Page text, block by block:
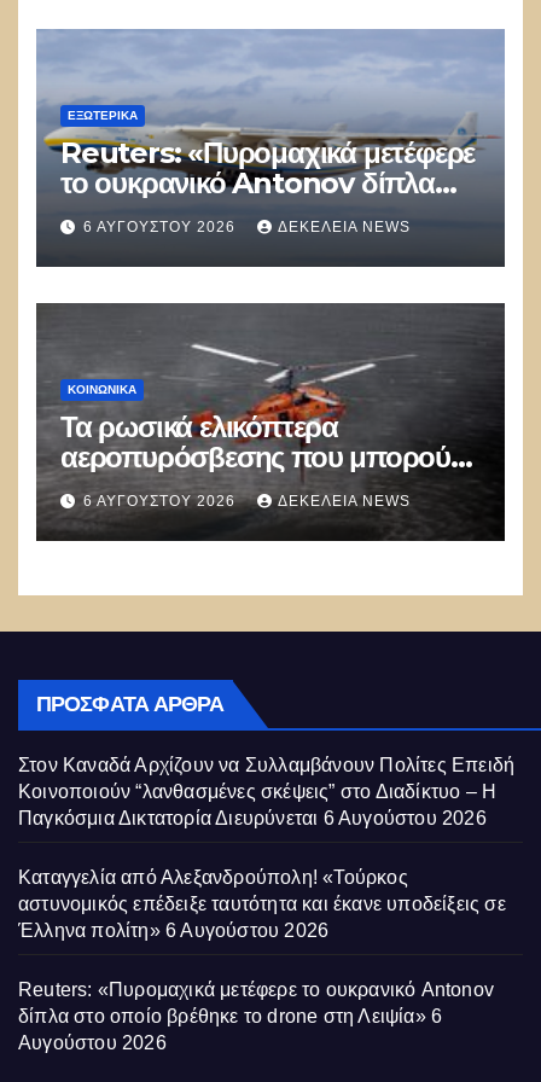
ΕΞΩΤΕΡΙΚΑ
Reuters: «Πυρομαχικά μετέφερε
το ουκρανικό Antonov δίπλα
στο οποίο βρέθηκε το drone στη
Λειψία»
6 ΑΥΓΟΎΣΤΟΥ 2026 ΔΕΚΈΛΕΙΑ NEWS
ΚΟΙΝΩΝΙΚΑ
Τα ρωσικά ελικόπτερα
αεροπυρόσβεσης που μπορούν
να ρίχνουν 5 τόνους νερού με 8
μποφόρ
6 ΑΥΓΟΎΣΤΟΥ 2026 ΔΕΚΈΛΕΙΑ NEWS
ΠΡΌΣΦΑΤΑ ΆΡΘΡΑ
Στον Καναδά Αρχίζουν να Συλλαμβάνουν Πολίτες Επειδή
Κοινοποιούν “λανθασμένες σκέψεις” στο Διαδίκτυο – Η
Παγκόσμια Δικτατορία Διευρύνεται 6 Αυγούστου 2026
Καταγγελία από Αλεξανδρούπολη! «Τούρκος
αστυνομικός επέδειξε ταυτότητα και έκανε υποδείξεις σε
Έλληνα πολίτη» 6 Αυγούστου 2026
Reuters: «Πυρομαχικά μετέφερε το ουκρανικό Antonov
δίπλα στο οποίο βρέθηκε το drone στη Λειψία» 6
Αυγούστου 2026